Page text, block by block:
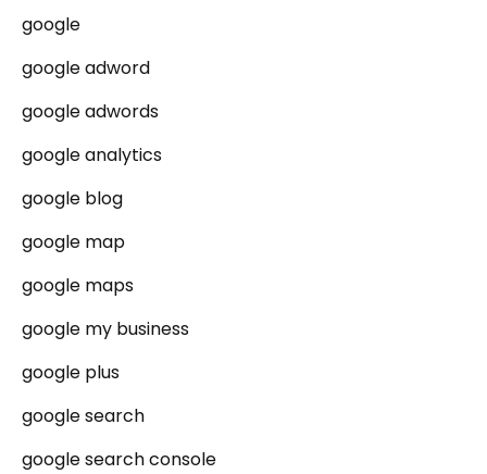
google
google adword
google adwords
google analytics
google blog
google map
google maps
google my business
google plus
google search
google search console